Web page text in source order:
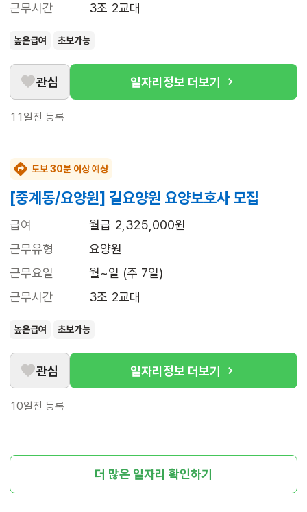
근무시간
3조 2교대
높은급여 초보가능
관심 일자리정보 더보기
11일전 등록
도보 30분 이상 예상
[중계동/요양원] 길요양원 요양보호사 모집
급여
월급 2,325,000원
근무유형
요양원
근무요일
월~일 (주 7일)
근무시간
3조 2교대
높은급여 초보가능
관심 일자리정보 더보기
10일전 등록
더 많은 일자리 확인하기